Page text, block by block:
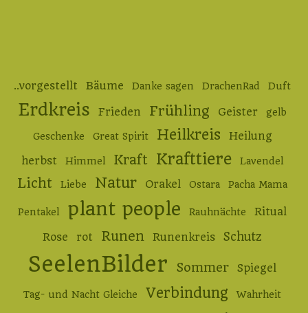
..vorgestellt Bäume Danke sagen DrachenRad Duft
Erdkreis Frieden Frühling Geister gelb
Geschenke Great Spirit Heilkreis
Heilung
herbst
Himmel Kraft Krafttiere Lavendel
Licht Liebe Natur Orakel Ostara Pacha Mama
Pentakel plant people Rauhnächte Ritual
Rose rot Runen Runenkreis Schutz
SeelenBilder Sommer Spiegel
Tag- und Nacht Gleiche Verbindung Wahrheit